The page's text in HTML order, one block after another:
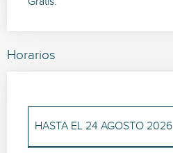
Horarios
HASTA EL 24 AGOSTO 2026